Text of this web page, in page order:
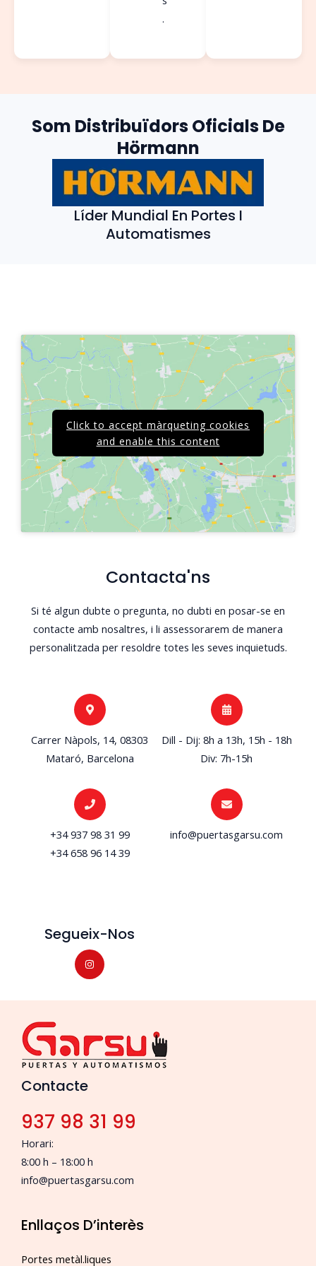
.
Som Distribuïdors Oficials De
Hörmann
Líder Mundial En Portes I
Automatismes
Contacta'ns
Si té algun dubte o pregunta, no dubti en posar-se en
contacte amb nosaltres, i li assessorarem de manera
personalitzada per resoldre totes les seves inquietuds.
Carrer Nàpols, 14, 08303
Mataró, Barcelona
Dill - Dij: 8h a 13h, 15h - 18h
Div: 7h-15h
+34 937 98 31 99
+34 658 96 14 39
info@puertasgarsu.com
Segueix-Nos
I
n
s
t
Click to accept màrqueting cookies
and enable this content
Contacte
937 98 31 99
Horari:
8:00 h – 18:00 h
info@puertasgarsu.com
Enllaços D’interès
Portes metàl.liques